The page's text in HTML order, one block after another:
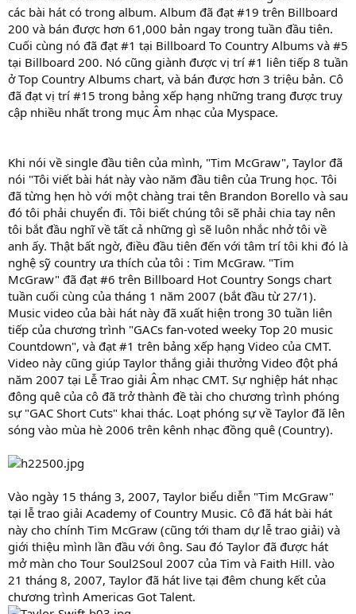
các bài hát có trong album. Album đã đạt #19 trên Billboard
200 và bán được hơn 61,000 bản ngay trong tuần đầu tiên.
Cuối cùng nó đã đạt #1 tại Billboard To Country Albums và #5
tại Billboard 200. Nó cũng giành được vị trí #1 liên tiếp 8 tuần
ở Top Country Albums chart, và bán được hơn 3 triệu bản. Cô
đã đạt vị trí #15 trong bảng xếp hạng những trang được truy
cập nhiều nhất trong mục Âm nhạc của Myspace.
Khi nói về single đầu tiên của mình, "Tim McGraw", Taylor đã
nói "Tôi viết bài hát này vào năm đầu tiên của Trung học. Tôi
đã từng hẹn hò với một chàng trai tên Brandon Borello và sau
đó tôi phải chuyển đi. Tôi biết chúng tôi sẽ phải chia tay nên
tôi bắt đầu nghĩ về tất cả những gì sẽ luôn nhắc nhở tôi về
anh ấy. Thật bất ngờ, điều đầu tiên đến với tâm trí tôi khi đó là
nghệ sỹ country ưa thích của tôi : Tim McGraw. "Tim
McGraw" đã đạt #6 trên Billboard Hot Country Songs chart
tuần cuối cùng của tháng 1 năm 2007 (bắt đầu từ 27/1).
Music video của bài hát này đã xuất hiện trong 30 tuần liên
tiếp của chương trình "GACs fan-voted weeky Top 20 music
Countdown", và đạt #1 trên bảng xếp hạng Video của CMT.
Video này cũng giúp Taylor thắng giải thưởng Video đột phá
năm 2007 tại Lễ Trao giải Âm nhạc CMT. Sự nghiệp hát nhạc
đông quê của cô đã trở thành đề tài cho chương trình phóng
sự "GAC Short Cuts" khai thác. Loạt phóng sự về Taylor đã lên
sóng vào mùa hè 2006 trên kênh nhạc đồng quê (Country).
Vào ngày 15 tháng 3, 2007, Taylor biểu diễn "Tim McGraw"
tại lễ trao giải Academy of Country Music. Cô đã hát bài hát
này cho chính Tim McGraw (cũng tới tham dự lễ trao giải) và
giới thiệu mình lần đầu với ông. Sau đó Taylor đã được hát
mở màn cho Tour Soul2Soul 2007 của Tim và Faith Hill. vào
21 tháng 8, 2007, Taylor đã hát live tại đêm chung kết của
chương trình Americas Got Talent.